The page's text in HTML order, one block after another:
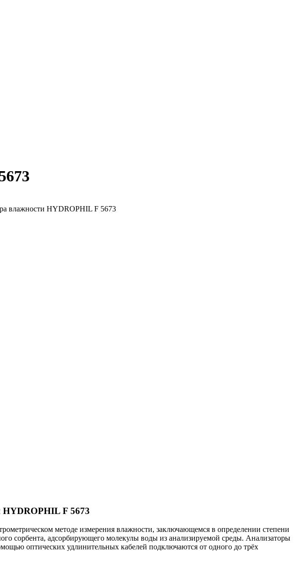
влажности HYDROPHIL F 5673
HYDROPHIL F 5673
методе измерения влажности, заключающемся в определении степени
сорбента, адсорбирующего молекулы воды из анализируемой среды. Анализаторы
оптических удлинительных кабелей подключаются от одного до трёх